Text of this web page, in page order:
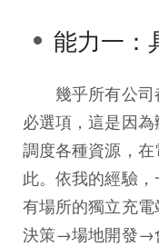
能力一：
幾乎所有公司
必選項，這是因
調度各種資源，
此。依我的經驗
有場所的獨立充
決策→場地開發→